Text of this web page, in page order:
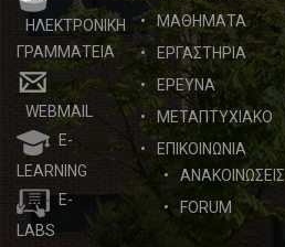
ΗΛΕΚΤΡΟΝΙΚΗ
ΓΡΑΜΜΑΤΕΙΑ
WEBMAIL
E-
LEARNING
E-
LABS
ΜΑΘΗΜΑΤΑ
ΕΡΓΑΣΤΗΡΙΑ
ΕΡΕΥΝΑ
ΜΕΤΑΠΤΥΧΙΑΚΟ
ΕΠΙΚΟΙΝΩΝΙΑ
ΑΝΑΚΟΙΝΩΣΕΙΣ
FORUM